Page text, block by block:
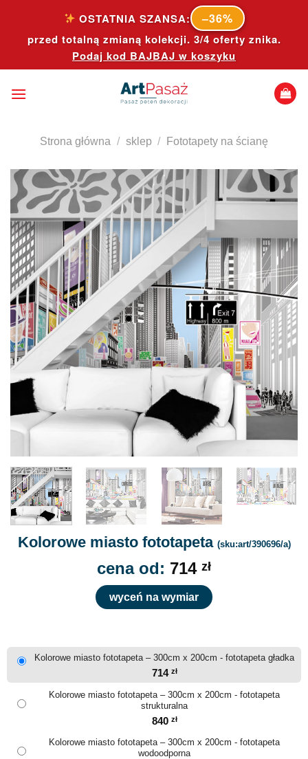
content
OSTATNIA SZANSA: –36%
przed totalną zmianą kolekcji. 3/4 oferty znika.
Podaj kod BAJBAJ w koszyku
Strona główna / sklep / Fototapety na ścianę
Kolorowe miasto fototapeta (sku:art/390696/a)
cena od: 714 zł
wyceń na wymiar
Kolorowe miasto fototapeta – 300cm x 200cm - fototapeta gładka
714 zł
Kolorowe miasto fototapeta – 300cm x 200cm - fototapeta
strukturalna
840 zł
Kolorowe miasto fototapeta – 300cm x 200cm - fototapeta
wodoodporna